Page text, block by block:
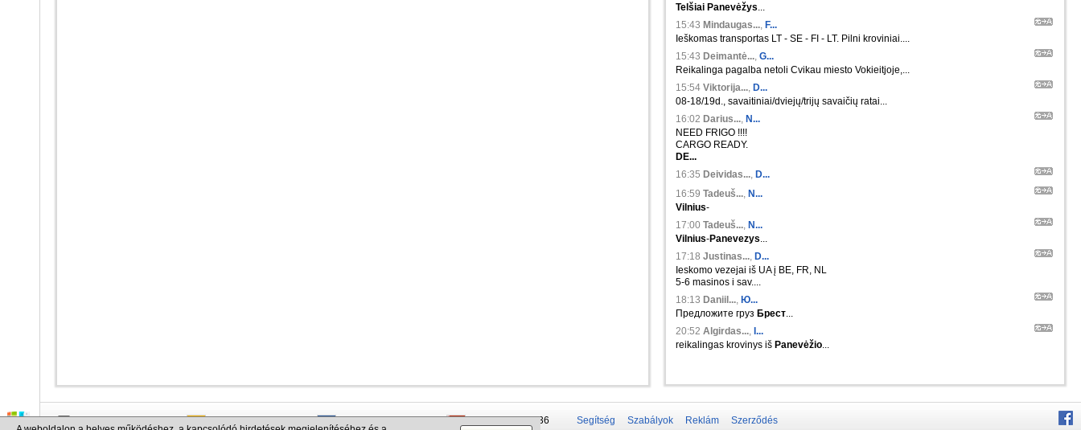
Telšiai Panevėžys...
15:43 Mindaugas..., F...
Ieškomas transportas LT - SE - FI - LT. Pilni kroviniai....
15:43 Deimantė..., G...
Reikalinga pagalba netoli Cvikau miesto Vokieitjoje,...
15:54 Viktorija..., D...
08-18/19d., savaitiniai/dviejų/trijų savaičių ratai...
16:02 Darius..., N...
NEED FRIGO !!!!
CARGO READY.
DE...
16:35 Deividas..., D...
16:59 Tadeuš..., N...
Vilnius-
17:00 Tadeuš..., N...
Vilnius-Panevezys...
17:18 Justinas..., D...
Ieskomo vezejai iš UA į BE, FR, NL
5-6 masinos i sav....
18:13 Daniil..., Ю...
Предложите груз Брест...
20:52 Algirdas..., I...
reikalingas krovinys iš Panevėžio...
info@cargo.lt +370 655 17777 +380 50 337-20-47 +375 29 679-1236 Segítség Szabályok Reklám Szerződés